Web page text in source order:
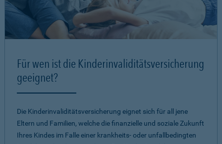
Für wen ist die Kinderinvaliditätsversicherung
geeignet?
Die Kinderinvaliditätsversicherung eignet sich für all jene
Eltern und Familien, welche die finanzielle und soziale Zukunft
Ihres Kindes im Falle einer krankheits- oder unfallbedingten